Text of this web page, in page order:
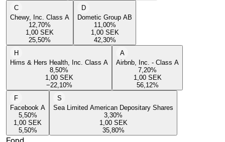
C
Chewy, Inc. Class A
12,70%
1,00 SEK
25,50%
D
Dometic Group AB
11,00%
1,00 SEK
42,30%
H
Hims & Hers Health, Inc. Class A
8,50%
1,00 SEK
−22,10%
A
Airbnb, Inc. - Class A
7,20%
1,00 SEK
56,12%
F
Facebook A
5,50%
1,00 SEK
5,50%
S
Sea Limited American Depositary Shares
3,30%
1,00 SEK
35,80%